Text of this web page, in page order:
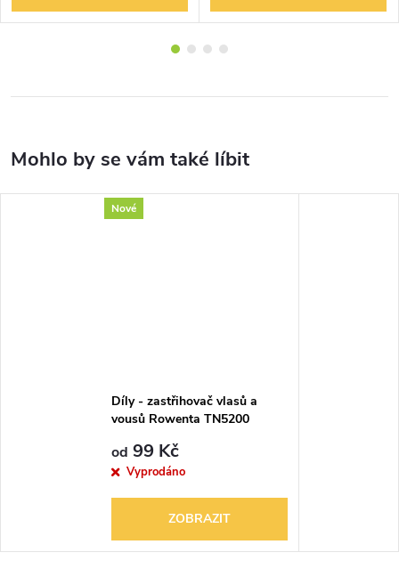
Nové
Díly - zastřihovač vlasů a
vousů Rowenta TN5200
od 99 Kč
Vyprodáno
ZOBRAZIT